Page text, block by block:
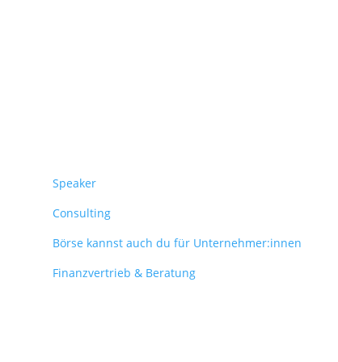
Speaker
Consulting
Börse kannst auch du für Unternehmer:innen
Finanzvertrieb & Beratung